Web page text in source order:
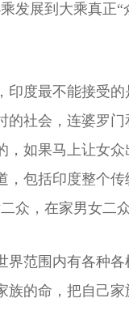
发展到大乘真正
印度最不能接受
的社会，连婆罗
，如果马上让女
，包括印度整个
众，在家男女二众
界范围内有各种
族的命，把自己